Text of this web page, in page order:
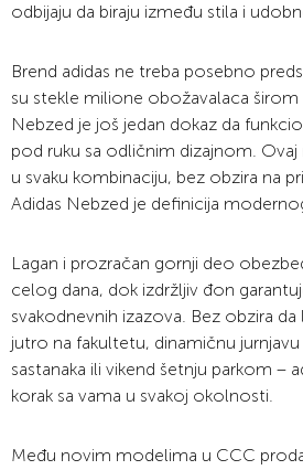
odbijaju da biraju između stila i
Brend adidas ne treba posebno
su stekle milione obožavalaca
Nebzed je još jedan dokaz da
pod ruku sa odličnim dizajnom.
u svaku kombinaciju, bez obzira na
Adidas Nebzed je definicija
Lagan i prozračan gornji deo
celog dana, dok izdržljiv đon
svakodnevnih izazova. Bez obzira
jutro na fakultetu, dinamičnu
sastanaka ili vikend šetnju parkom –
korak sa vama u svakoj okolnosti.
Među novim modelima u CCC